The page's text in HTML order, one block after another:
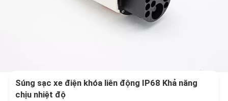
Súng sạc xe điện khóa liên động IP68 Khả năng
chịu nhiệt độ